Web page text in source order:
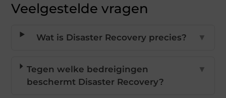
Veelgestelde vragen
Wat is Disaster Recovery precies? ▼
Tegen welke bedreigingen
beschermt Disaster Recovery?
▼